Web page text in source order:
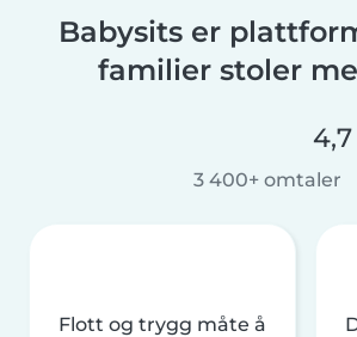
Babysits er
familier stoler
3 400+ omtaler
Flott og trygg måte å